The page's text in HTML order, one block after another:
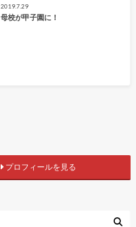
2019.7.29
母校が甲子園に！
プロフィールを見る